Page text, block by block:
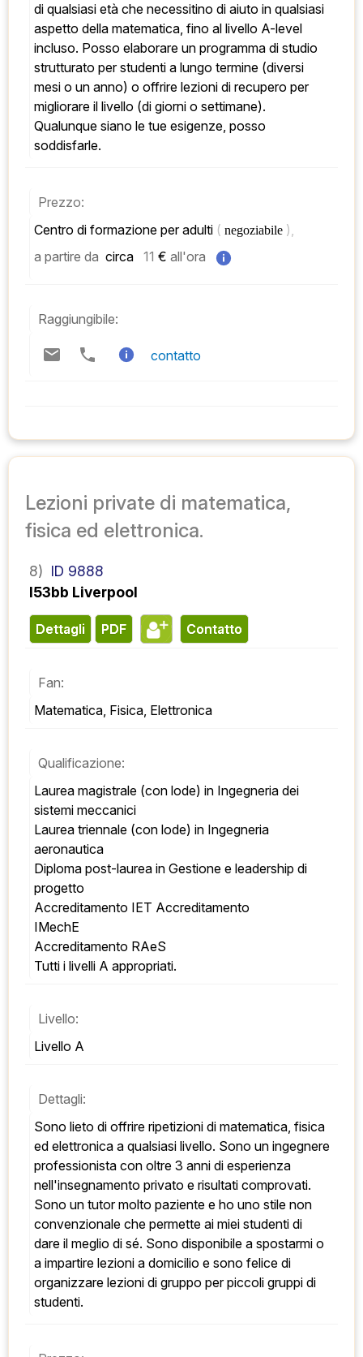
di qualsiasi età che necessitino di aiuto in qualsiasi
aspetto della matematica, fino al livello A-level
incluso. Posso elaborare un programma di studio
strutturato per studenti a lungo termine (diversi
mesi o un anno) o offrire lezioni di recupero per
migliorare il livello (di giorni o settimane).
Qualunque siano le tue esigenze, posso
soddisfarle.
Prezzo:
Centro di formazione per adulti ( negoziabile ),
a partire da circa 11 € all'ora
Raggiungibile:
contatto
Lezioni private di matematica,
fisica ed elettronica.
8) ID 9888
l53bb Liverpool
Dettagli PDF contatto
Fan:
Matematica, Fisica, Elettronica
Qualificazione:
Laurea magistrale (con lode) in Ingegneria dei
sistemi meccanici
Laurea triennale (con lode) in Ingegneria
aeronautica
Diploma post-laurea in Gestione e leadership di
progetto
Accreditamento IET Accreditamento
IMechE
Accreditamento RAeS
Tutti i livelli A appropriati.
Livello:
Livello A
Dettagli:
Sono lieto di offrire ripetizioni di matematica, fisica
ed elettronica a qualsiasi livello. Sono un ingegnere
professionista con oltre 3 anni di esperienza
nell'insegnamento privato e risultati comprovati.
Sono un tutor molto paziente e ho uno stile non
convenzionale che permette ai miei studenti di
dare il meglio di sé. Sono disponibile a spostarmi o
a impartire lezioni a domicilio e sono felice di
organizzare lezioni di gruppo per piccoli gruppi di
studenti.